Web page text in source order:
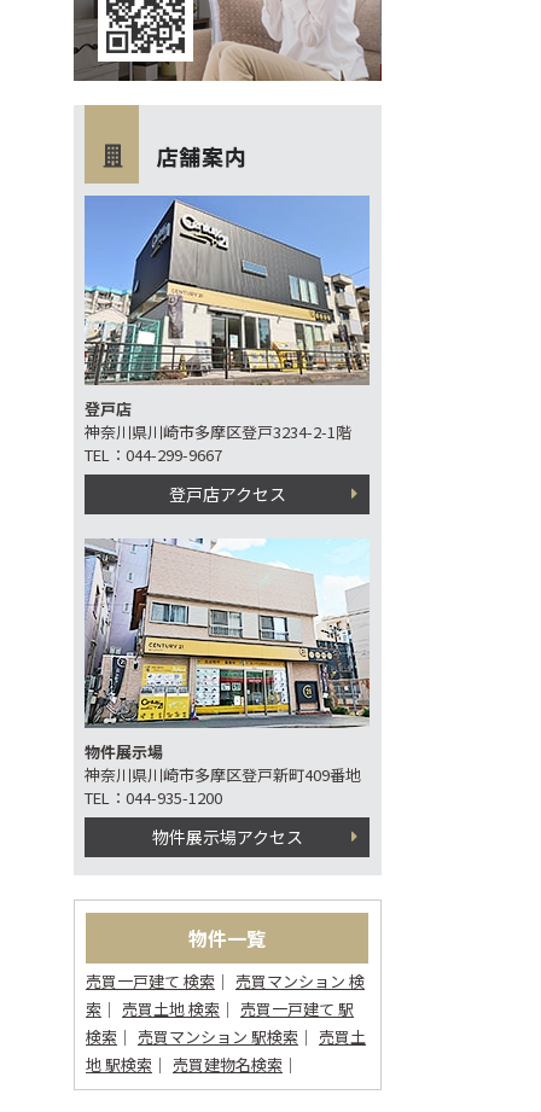
登戸店
神奈川県川崎市多摩区登戸3234-2-1階
TEL：044-299-9667
登戸店アクセス
物件展示場
神奈川県川崎市多摩区登戸新町409番地
TEL：044-935-1200
物件展示場アクセス
物件一覧
売買一戸建て 検索
売買マンション 検
索
売買土地 検索
売買一戸建て 駅
検索
売買マンション 駅検索
売買土
地 駅検索
売買建物名検索